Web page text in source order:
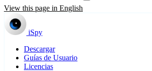
View this page in English
iSpy
Descargar
Guías de Usuario
Licencias